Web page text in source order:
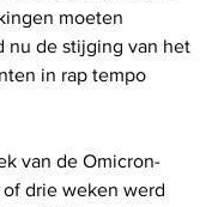
moeten
nu de stijging van het
in rap tempo
van de Omicron-
drie weken werd